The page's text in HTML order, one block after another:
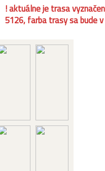
! aktuálne je trasa
5126, farba trasy sa bude